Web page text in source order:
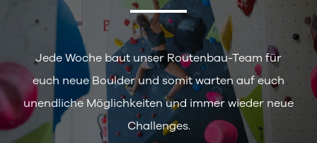
Jede Woche baut unser Routenbau-Team für
euch neue Boulder und somit warten auf euch
unendliche Möglichkeiten und immer wieder neue
Challenges.